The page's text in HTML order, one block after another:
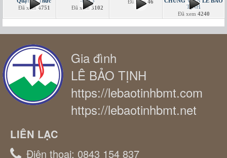
Đã xem4751
Đã xem3102
Đã xem 46
TỊNH
Đã xem 4240
Gia đình
LÊ BẢO TỊNH
https://lebaotinhbmt.com
https://lebaotinhbmt.net
LIÊN LẠC
Điện thoại: 0843 154 837